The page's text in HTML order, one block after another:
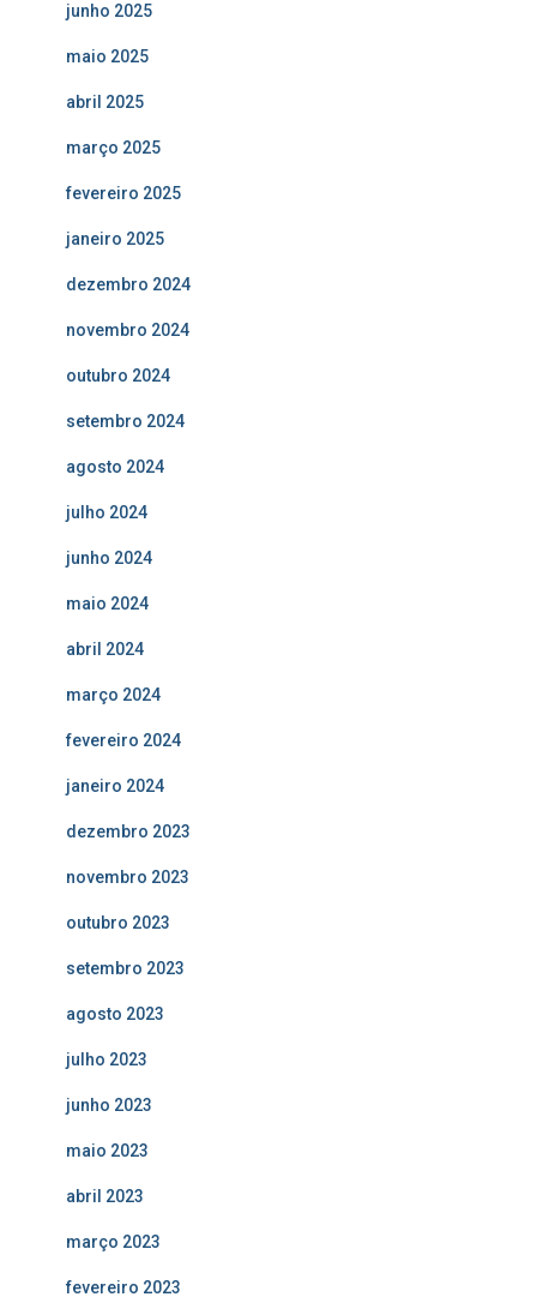
junho 2025
maio 2025
abril 2025
março 2025
fevereiro 2025
janeiro 2025
dezembro 2024
novembro 2024
outubro 2024
setembro 2024
agosto 2024
julho 2024
junho 2024
maio 2024
abril 2024
março 2024
fevereiro 2024
janeiro 2024
dezembro 2023
novembro 2023
outubro 2023
setembro 2023
agosto 2023
julho 2023
junho 2023
maio 2023
abril 2023
março 2023
fevereiro 2023